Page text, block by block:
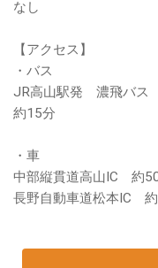
なし
【アクセス】
・バス
JR高山駅発 濃飛バス
約15分
・車
中部縦貫道高山IC 約
長野自動車道松本IC